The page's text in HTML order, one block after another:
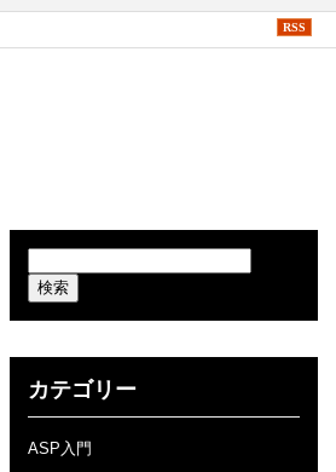
RSS
カテゴリー
ASP入門